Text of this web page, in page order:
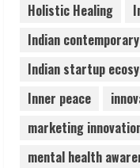
5
Holistic Healing
Indian
Indian startup
Inner peace
marketing
mental health